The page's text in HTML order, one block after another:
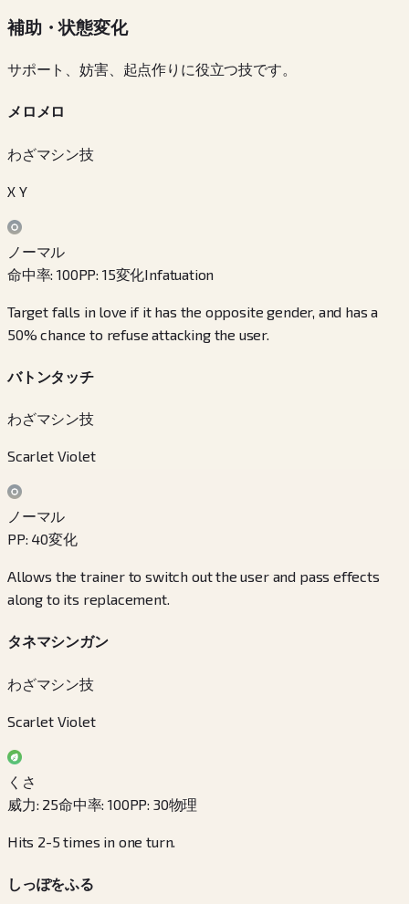
補助・状態変化
サポート、妨害、起点作りに役立つ技です。
メロメロ
わざマシン技
X Y
ノーマル
命中率:100PP: 15変化Infatuation
Target falls in love if it has the opposite gender, and has a
50% chance to refuse attacking the user.
バトンタッチ
わざマシン技
Scarlet Violet
ノーマル
PP: 40変化
Allows the trainer to switch out the user and pass effects
along to its replacement.
タネマシンガン
わざマシン技
Scarlet Violet
くさ
威力: 25命中率:100PP: 30物理
Hits 2-5 times in one turn.
しっぽをふる